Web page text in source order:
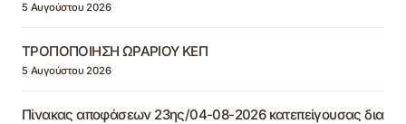
5 Αυγούστου 2026
ΤΡΟΠΟΠΟΙΗΣΗ ΩΡΑΡΙΟΥ ΚΕΠ
5 Αυγούστου 2026
Πίνακας αποφάσεων 23ης/04-08-2026 κατεπείγουσας δια